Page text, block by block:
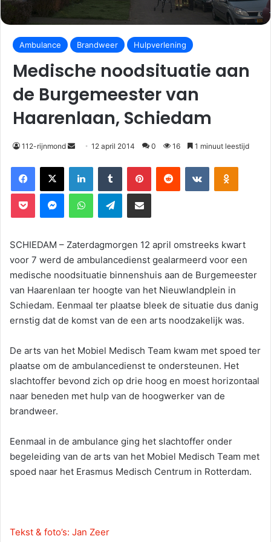
Ambulance Brandweer Hulpverlening
Medische noodsituatie aan
de Burgemeester van
Haarenlaan, Schiedam
112-rijnmond 12 april 2014 0 16 1 minuut leestijd
Facebook X LinkedIn Tumblr Pinterest Reddit VKontakte Odnoklassniki
Pocket Messenger WhatsApp Telegram Deel via E-mail
SCHIEDAM – Zaterdagmorgen 12 april omstreeks kwart
voor 7 werd de ambulancedienst gealarmeerd voor een
medische noodsituatie binnenshuis aan de Burgemeester
van Haarenlaan ter hoogte van het Nieuwlandplein in
Schiedam. Eenmaal ter plaatse bleek de situatie dus danig
ernstig dat de komst van de een arts noodzakelijk was.
De arts van het Mobiel Medisch Team kwam met spoed ter
plaatse om de ambulancedienst te ondersteunen. Het
slachtoffer bevond zich op drie hoog en moest horizontaal
naar beneden met hulp van de hoogwerker van de
brandweer.
Eenmaal in de ambulance ging het slachtoffer onder
begeleiding van de arts van het Mobiel Medisch Team met
spoed naar het Erasmus Medisch Centrum in Rotterdam.
Tekst & foto’s: Jan Zeer